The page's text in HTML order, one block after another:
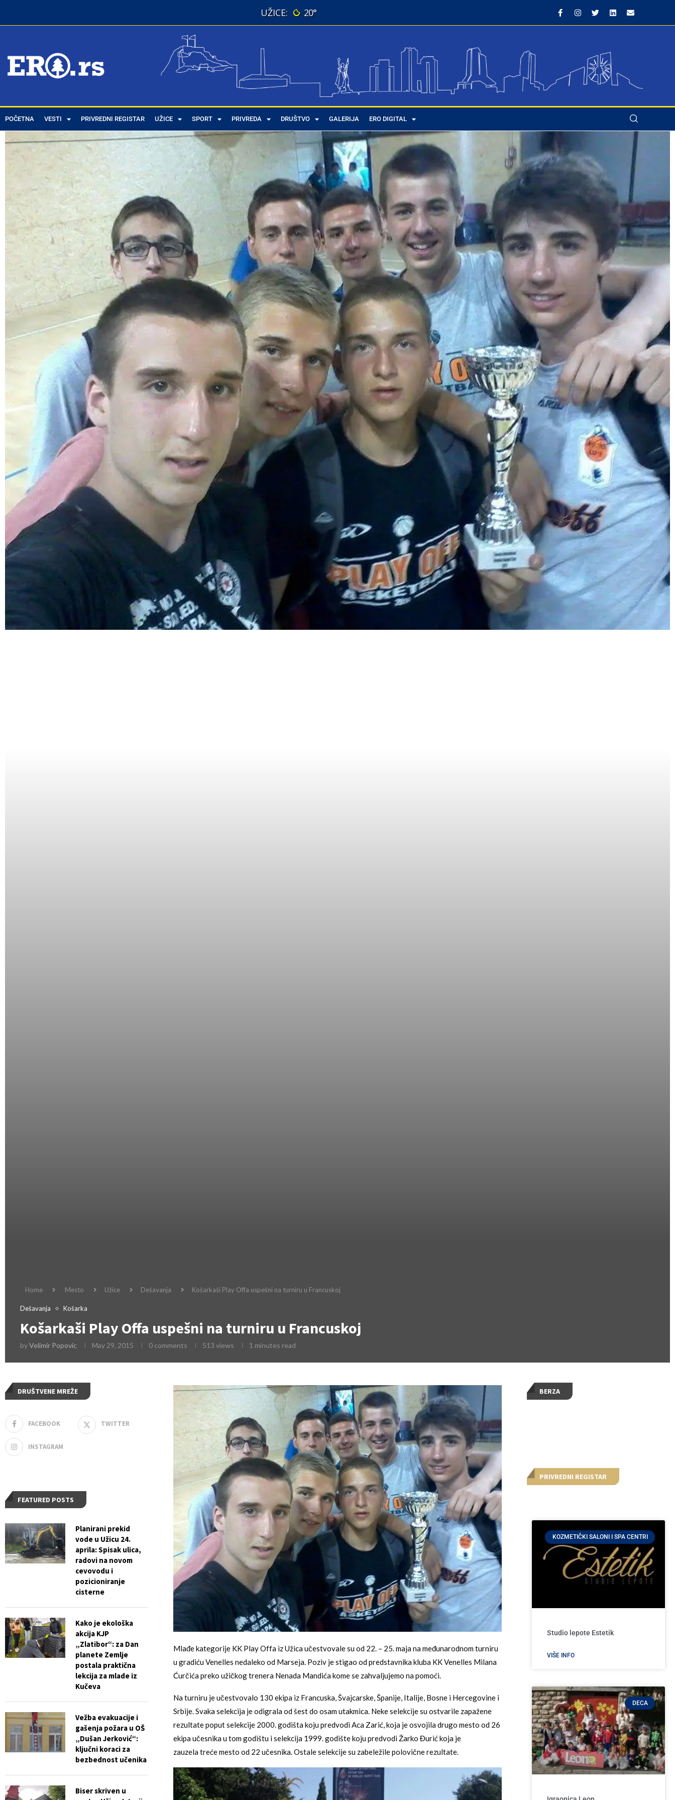
20°
POČETNA VESTI PRIVREDNI REGISTAR UŽICE SPORT PRIVREDA DRUŠTVO GALERIJA ERO DIGITAL
Home Mesto Užice Dešavanja Košarkaši Play Offa uspešni na turniru u Francuskoj
Dešavanja Košarka
Košarkaši Play Offa uspešni na turniru u Francuskoj
byVelimir Popovic May 29, 2015 0 comments 513 views 1 minutes read
Mlađe kategorije KK Play Offa iz Užica učestvovale su od 22. – 25. maja na međunarodnom turniru
u gradiću Venelles nedaleko od Marseja. Poziv je stigao od predstavnika kluba KK Venelles Milana
Ćurčića preko užičkog trenera Nenada Mandića kome se zahvaljujemo na pomoći.
Na turniru je učestvovalo 130 ekipa iz Francuska, Švajcarske, Španije, Italije, Bosne i Hercegovine i
Srbije. Svaka selekcija je odigrala od šest do osam utakmica. Neke selekcije su ostvarile zapažene
rezultate poput selekcije 2000. godišta koju predvodi Aca Zarić, koja je osvojila drugo mesto od 26
ekipa učesnika u tom godištu i selekcija 1999. godište koju predvodi Žarko Đurić koja je
zauzela treće mesto od 22 učesnika. Ostale selekcije su zabeležile polovične rezultate.
BERZA
PRIVREDNI REGISTAR
KOZMETIČKI SALONI I SPA CENTRI
Studio lepote Estetik
VIŠE INFO
DECA
DRUŠTVENE MREŽE
FACEBOOK TWITTER
INSTAGRAM
FEATURED POSTS
Planirani prekid
vode u Užicu 24.
aprila: Spisak ulica,
radovi na novom
cevovodu i
pozicioniranje
cisterne
Kako je ekološka
akcija KJP
„Zlatibor“: za Dan
planete Zemlje
postala praktična
lekcija za mlade iz
Kučeva
Vežba evakuacije i
gašenja požara u OŠ
„Dušan Jerković“:
ključni koraci za
bezbednost učenika
Biser skriven u